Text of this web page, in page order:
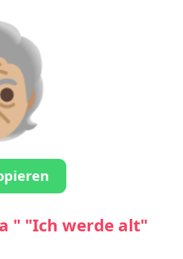
" "Ich werde alt"